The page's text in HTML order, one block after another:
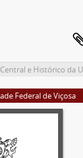
Federal de Viçosa